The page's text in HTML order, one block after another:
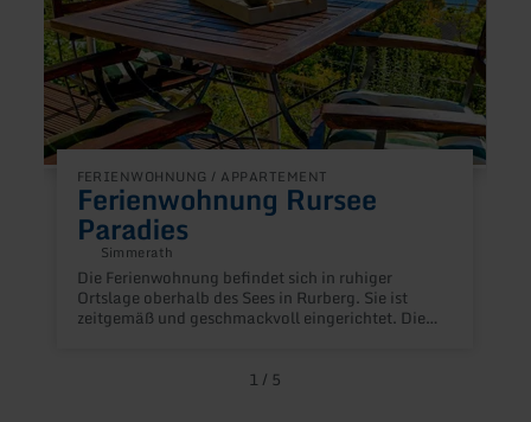
FERIENWOHNUNG / APPARTEMENT
Ferienwohnung Rursee
Paradies
Simmerath
Die Ferienwohnung befindet sich in ruhiger
Ortslage oberhalb des Sees in Rurberg. Sie ist
zeitgemäß und geschmackvoll eingerichtet. Die
Terrassenzugang. Das dritte Schlafzimmer
1 / 5